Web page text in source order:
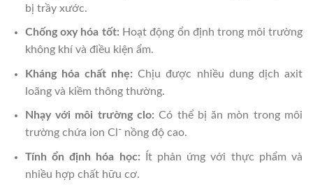
bị trầy xước.
Chống oxy hóa tốt: Hoạt động ổn định trong môi trường
không khí và điều kiện ẩm.
Kháng hóa chất nhẹ: Chịu được nhiều dung dịch axit
loãng và kiềm thông thường.
Nhạy với môi trường clo: Có thể bị ăn mòn trong môi
trường chứa ion Cl⁻ nồng độ cao.
Tính ổn định hóa học: Ít phản ứng với thực phẩm và
nhiều hợp chất hữu cơ.